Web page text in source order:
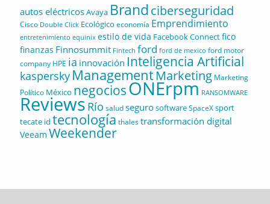
autos eléctricosAvaya Brandciberseguridad
Cisco Double Click Ecológico economía Emprendimiento
entretenimiento equinix estilo de vida Facebook Connectfico
finanzas Finnosummit Fintech ford ford de mexico ford motor
company HPE ia innovación Inteligencia Artificial
kaspersky ManagementMarketing Marketing
Político México negociosONErpm RANSOMWARE
Reviews Río saludsegurosoftwareSpaceXsport
tecate id tecnología thalestransformación digital
Veeam Weekender